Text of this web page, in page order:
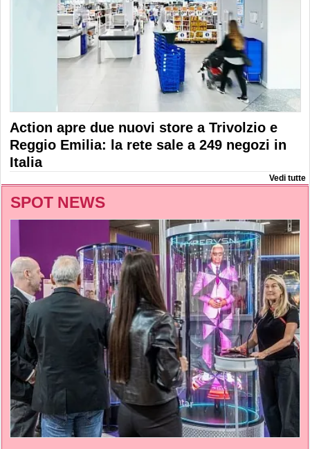
Action apre due nuovi store a Trivolzio e
Reggio Emilia: la rete sale a 249 negozi in
Italia
Vedi tutte
SPOT NEWS